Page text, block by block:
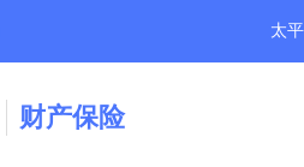
太
财产保险